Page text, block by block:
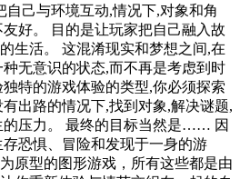
自己与环境互动,情况下,对象和角
好。 目的是让玩家把自己融入故
生活。 这混淆现实和梦想之间,在
无意识的状态,而不再是考虑到时
特的游戏体验的类型,你必须探索
出路的情况下,找到对象,解决谜题,
压力。 最终的目标当然是…… 因
存恐惧、冒险和发现于一身的游
原型的图形游戏，所有这些都是由